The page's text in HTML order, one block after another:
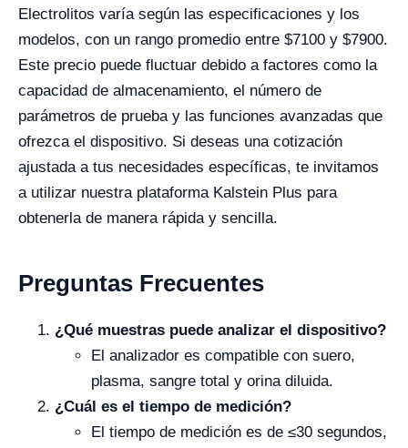
Electrolitos varía según las especificaciones y los
modelos, con un rango promedio entre $7100 y $7900.
Este precio puede fluctuar debido a factores como la
capacidad de almacenamiento, el número de
parámetros de prueba y las funciones avanzadas que
ofrezca el dispositivo. Si deseas una cotización
ajustada a tus necesidades específicas, te invitamos
a utilizar nuestra plataforma Kalstein Plus para
obtenerla de manera rápida y sencilla.
Preguntas Frecuentes
¿Qué muestras puede analizar el dispositivo?
El analizador es compatible con suero,
plasma, sangre total y orina diluida.
¿Cuál es el tiempo de medición?
El tiempo de medición es de ≤30 segundos,